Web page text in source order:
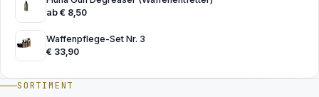
ab € 8,50
Waffenpflege-Set Nr. 3
€ 33,90
SORTIMENT